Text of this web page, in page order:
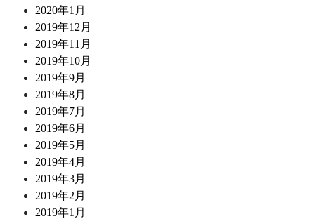
2020年1月
2019年12月
2019年11月
2019年10月
2019年9月
2019年8月
2019年7月
2019年6月
2019年5月
2019年4月
2019年3月
2019年2月
2019年1月